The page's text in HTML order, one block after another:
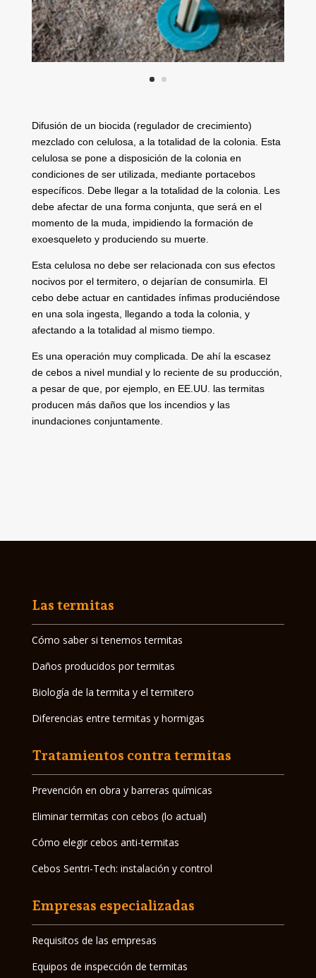
Difusión de un biocida (regulador de crecimiento)
mezclado con celulosa, a la totalidad de la colonia. Esta
celulosa se pone a disposición de la colonia en
condiciones de ser utilizada, mediante portacebos
específicos. Debe llegar a la totalidad de la colonia. Les
debe afectar de una forma conjunta, que será en el
momento de la muda, impidiendo la formación de
exoesqueleto y produciendo su muerte.
Esta celulosa no debe ser relacionada con sus efectos
nocivos por el termitero, o dejarían de consumirla. El
cebo debe actuar en cantidades ínfimas produciéndose
en una sola ingesta, llegando a toda la colonia, y
afectando a la totalidad al mismo tiempo.
Es una operación muy complicada. De ahí la escasez
de cebos a nivel mundial y lo reciente de su producción,
a pesar de que, por ejemplo, en EE.UU. las termitas
producen más daños que los incendios y las
inundaciones conjuntamente.
Las termitas
Cómo saber si tenemos termitas
Daños producidos por termitas
Biología de la termita y el termitero
Diferencias entre termitas y hormigas
Tratamientos contra termitas
Prevención en obra y barreras químicas
Eliminar termitas con cebos (lo actual)
Cómo elegir cebos anti-termitas
Cebos Sentri-Tech: instalación y control
Empresas especializadas
Requisitos de las empresas
Equipos de inspección de termitas